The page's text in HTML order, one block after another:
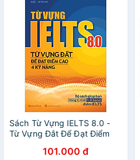
Sách Từ Vựng IELTS 8.0 -
Từ Vựng Đắt Để Đạt Điểm
101.000 đ